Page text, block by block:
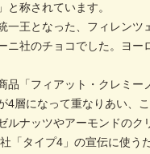
と称されています。
一王となった、フィレン
ニ社のチョコでした。ヨ
品「フィアット・クレミ
4層になって重なりあい、
ルナッツやアーモンドのク
「タイプ4」の宣伝に使